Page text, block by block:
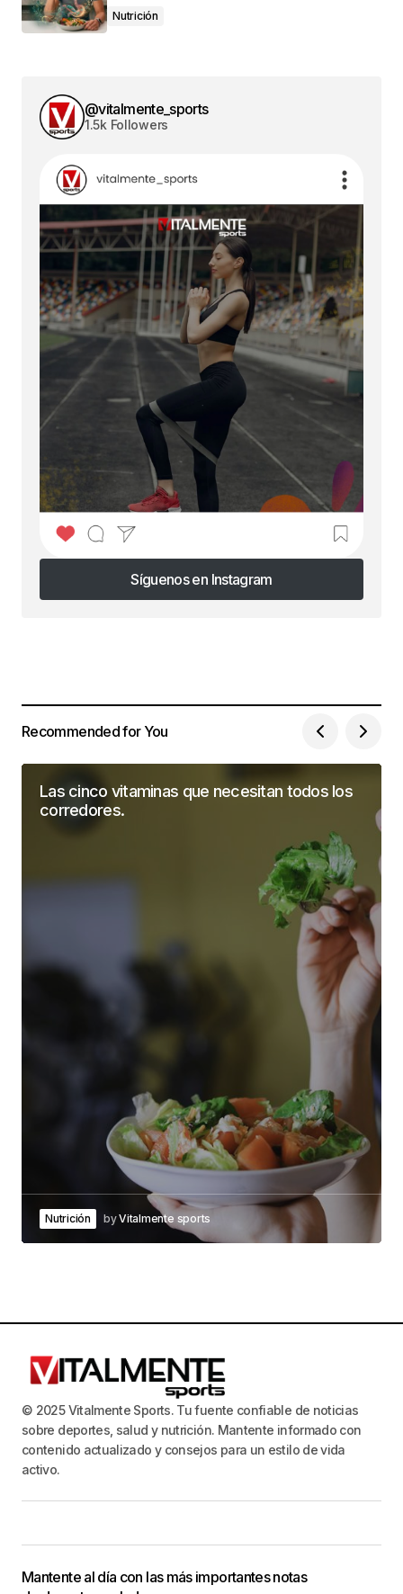
Nutrición
@vitalmente_sports
1.5k Followers
Síguenos en Instagram
Síguenos en Instagram
Recommended for You
Las cinco vitaminas que necesitan todos los
corredores.
Nutrición byVitalmente sports
© 2025 Vitalmente Sports. Tu fuente confiable de noticias
sobre deportes, salud y nutrición. Mantente informado con
contenido actualizado y consejos para un estilo de vida
activo.
Mantente al día con las más importantes notas